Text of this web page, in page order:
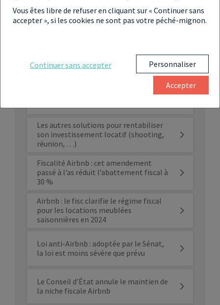
Des quartiers de Paris bientôt interdits
à la location pour les meublés
Propriétaires de meublés touristiques :
attention Bercy va sévir !
Les autres solutions pour rentabiliser
son investissement locatif (shooting,
réunion, …)
Fiscalité Airbnb : cet amendement
passé à l’as réduit l’abattement fiscal à
30 %
Airbnb : le fisc clarifie le régime fiscal
pour les locations meublées
saisonnières en 2024
Loi anti-Airbnb : adoptée par le Sénat,
la loi est moins sévère que prévu
Le Conseil d’État annule le maintien de
la niche fiscale Airbnb
Vous êtes libre de refuser en cliquant sur « Continuer sans
accepter », si les cookies ne sont pas votre péché-mignon.
Continuer sans accepter Personnaliser
Accepter